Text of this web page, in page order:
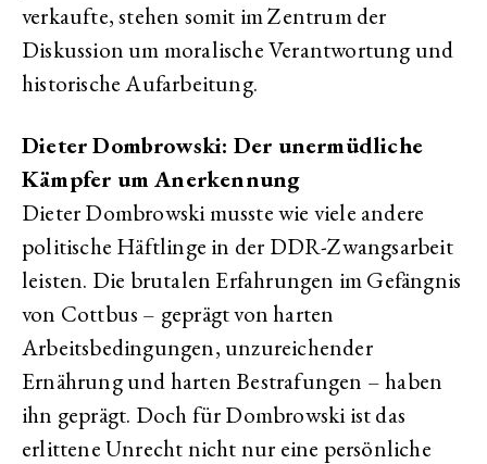
verkaufte, stehen somit im Zentrum der
Diskussion um moralische Verantwortung und
historische Aufarbeitung.
Dieter Dombrowski: Der unermüdliche
Kämpfer um Anerkennung
Dieter Dombrowski musste wie viele andere
politische Häftlinge in der DDR-Zwangsarbeit
leisten. Die brutalen Erfahrungen im Gefängnis
von Cottbus – geprägt von harten
Arbeitsbedingungen, unzureichender
Ernährung und harten Bestrafungen – haben
ihn geprägt. Doch für Dombrowski ist das
erlittene Unrecht nicht nur eine persönliche